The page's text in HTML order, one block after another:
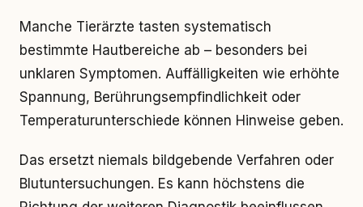
Manche Tierärzte tasten systematisch
bestimmte Hautbereiche ab – besonders bei
unklaren Symptomen. Auffälligkeiten wie erhöhte
Spannung, Berührungsempfindlichkeit oder
Temperaturunterschiede können Hinweise geben.
Das ersetzt niemals bildgebende Verfahren oder
Blutuntersuchungen. Es kann höchstens die